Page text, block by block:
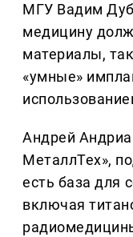
МГУ Вадим
медицину
материалы,
«умные»
Андрей
МеталлТех»,
есть база для
включая